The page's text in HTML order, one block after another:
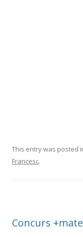
This entry was posted
Francesc.
Concurs